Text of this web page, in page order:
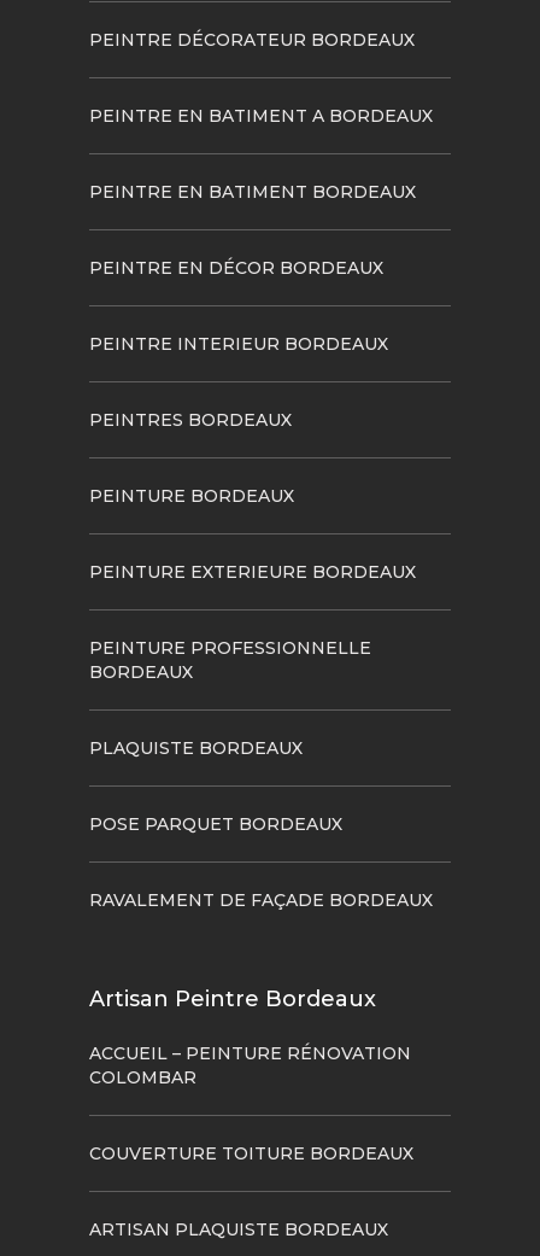
PEINTRE DÉCORATEUR BORDEAUX
PEINTRE EN BATIMENT A BORDEAUX
PEINTRE EN BATIMENT BORDEAUX
PEINTRE EN DÉCOR BORDEAUX
PEINTRE INTERIEUR BORDEAUX
PEINTRES BORDEAUX
PEINTURE BORDEAUX
PEINTURE EXTERIEURE BORDEAUX
PEINTURE PROFESSIONNELLE
BORDEAUX
PLAQUISTE BORDEAUX
POSE PARQUET BORDEAUX
RAVALEMENT DE FAÇADE BORDEAUX
Artisan Peintre Bordeaux
ACCUEIL – PEINTURE RÉNOVATION
COLOMBAR
COUVERTURE TOITURE BORDEAUX
ARTISAN PLAQUISTE BORDEAUX